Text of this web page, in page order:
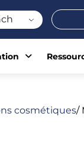
cosmétiques/